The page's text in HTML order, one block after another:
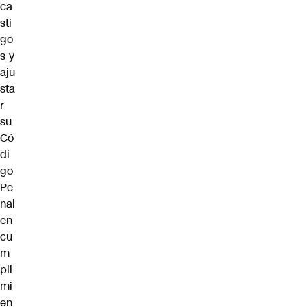
ca
sti
go
s y
aju
sta
r
su
Có
di
go
Pe
nal
en
cu
m
pli
mi
en